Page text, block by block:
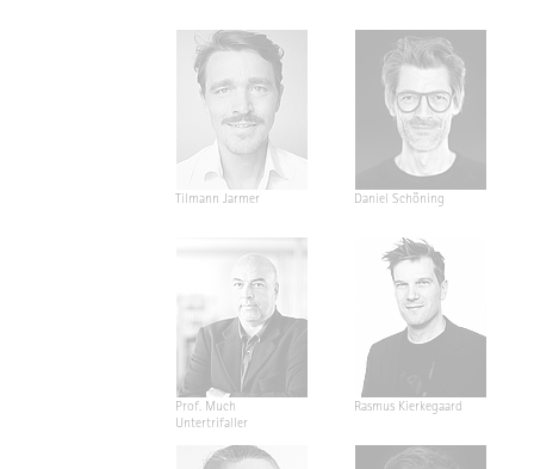
Tilmann Jarmer Daniel Schöning
Prof. Much
Untertrifaller
Rasmus Kierkegaard